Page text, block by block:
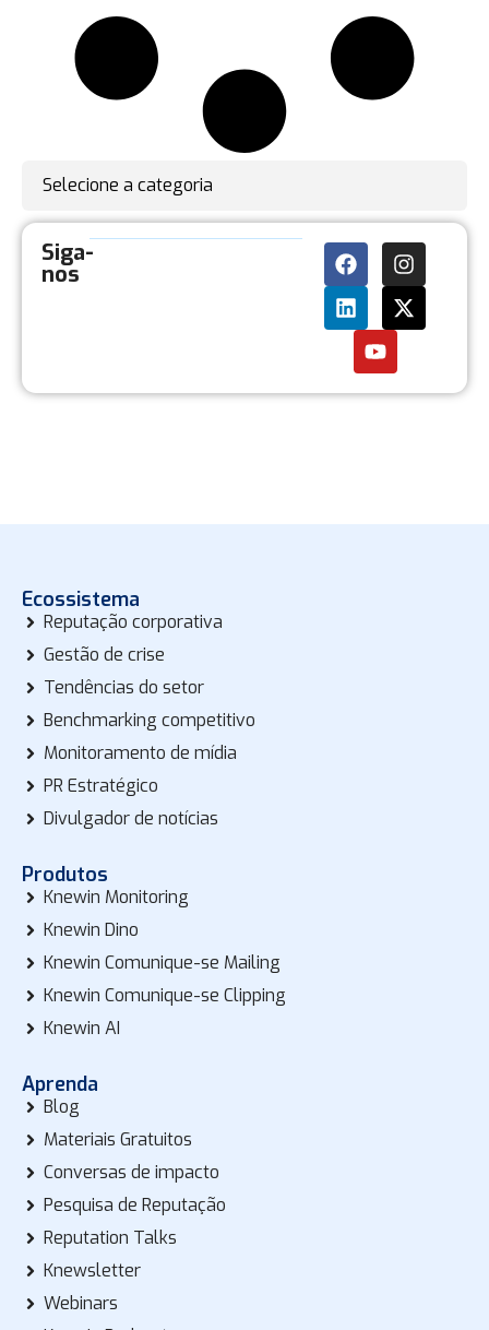
Selecione a categoria
Siga-
nos
Ecossistema
Reputação corporativa
Gestão de crise
Tendências do setor
Benchmarking competitivo
Monitoramento de mídia
PR Estratégico
Divulgador de notícias
Produtos
Knewin Monitoring
Knewin Dino
Knewin Comunique-se Mailing
Knewin Comunique-se Clipping
Knewin AI
Aprenda
Blog
Materiais Gratuitos
Conversas de impacto
Pesquisa de Reputação
Reputation Talks
Knewsletter
Webinars